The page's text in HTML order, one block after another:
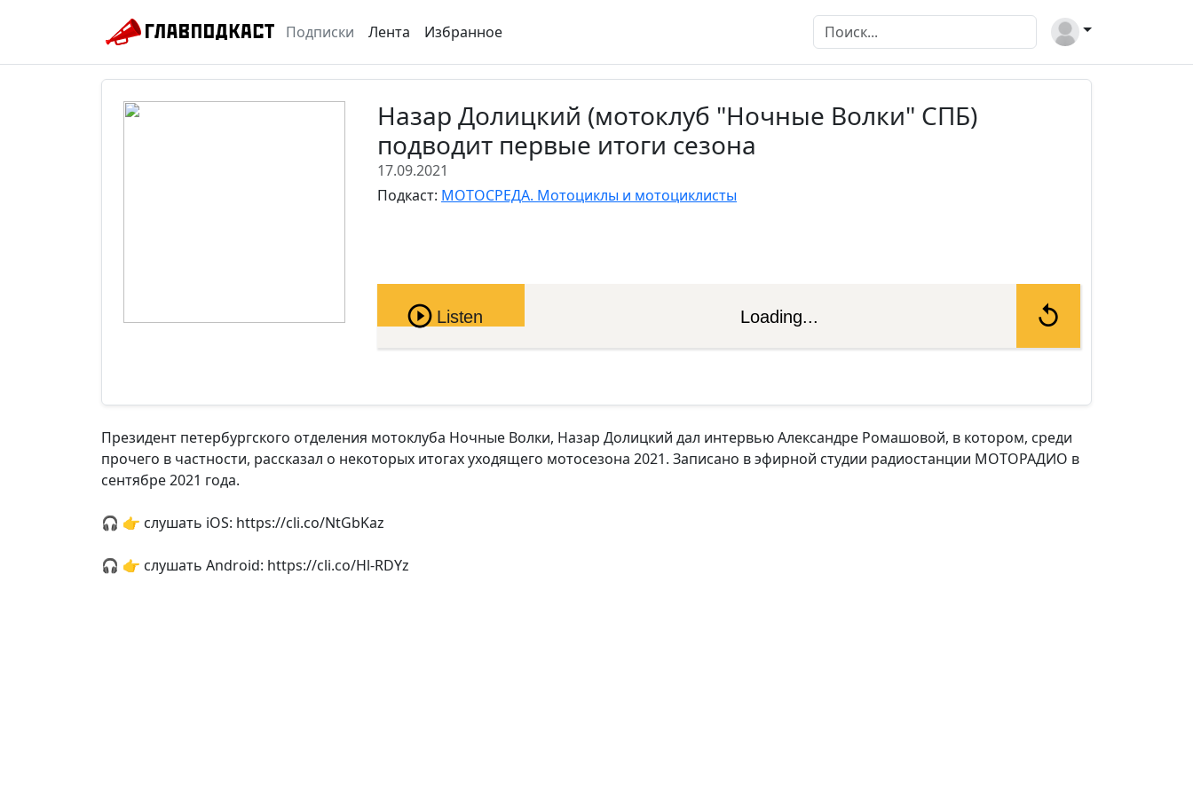
Подписки Лента Избранное
Назар Долицкий (мотоклуб "Ночные Волки" СПБ)
подводит первые итоги сезона
17.09.2021
Подкаст: МОТОСРЕДА. Мотоциклы и мотоциклисты
Pause
Listen Loading...
Президент петербургского отделения мотоклуба Ночные Волки, Назар Долицкий дал интервью Александре Ромашовой, в котором, среди
прочего в частности, рассказал о некоторых итогах уходящего мотосезона 2021. Записано в эфирной студии радиостанции МОТОРАДИО в
сентябре 2021 года.
🎧 👉 слушать iOS: https://cli.co/NtGbKaz
🎧 👉 слушать Android: https://cli.co/Hl-RDYz